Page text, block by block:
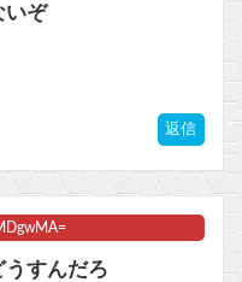
いぞ
返信
うすんだろ